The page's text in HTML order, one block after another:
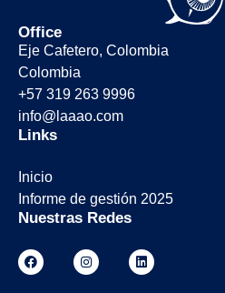
Office
Eje Cafetero, Colombia
Colombia
+57 319 263 9996
info@laaao.com
Links
Inicio
Informe de gestión 2025
Nuestras Redes